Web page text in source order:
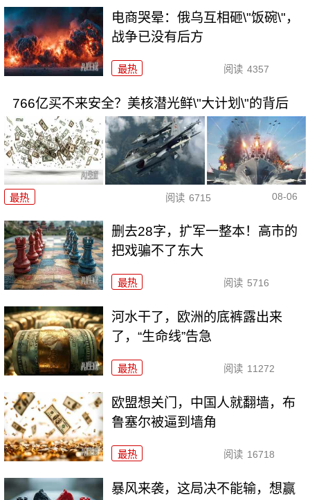
电商哭晕：俄乌互相砸\"饭碗\"，
战争已没有后方
最热 阅读 4357
766亿买不来安全？美核潜光鲜\"大计划\"的背后
最热 阅读 6715 08-06
删去28字，扩军一整本！高市的
把戏骗不了东大
最热 阅读 5716
河水干了，欧洲的底裤露出来
了，“生命线”告急
最热 阅读 11272
欧盟想关门，中国人就翻墙，布
鲁塞尔被逼到墙角
最热 阅读 16718
暴风来袭，这局决不能输，想赢